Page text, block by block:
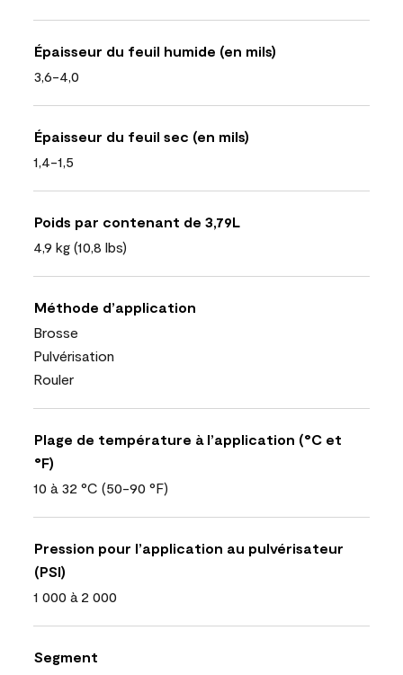
Épaisseur du feuil humide (en mils)
3,6-4,0
Épaisseur du feuil sec (en mils)
1,4-1,5
Poids par contenant de 3,79L
4,9 kg (10,8 lbs)
Méthode d’application
Brosse
Pulvérisation
Rouler
Plage de température à l’application (°C et
°F)
10 à 32 °C (50-90 °F)
Pression pour l’application au pulvérisateur
(PSI)
1 000 à 2 000
Segment